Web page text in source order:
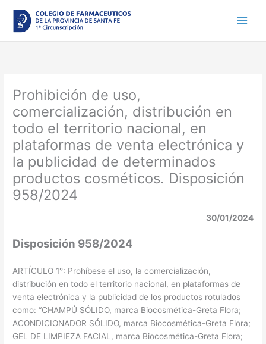
contenido
Prohibición de uso,
comercialización, distribución en
todo el territorio nacional, en
plataformas de venta electrónica y
la publicidad de determinados
productos cosméticos. Disposición
958/2024
30/01/2024
Disposición 958/2024
ARTÍCULO 1°: Prohíbese el uso, la comercialización,
distribución en todo el territorio nacional, en plataformas de
venta electrónica y la publicidad de los productos rotulados
como: “CHAMPÚ SÓLIDO, marca Biocosmética-Greta Flora;
ACONDICIONADOR SÓLIDO, marca Biocosmética-Greta Flora;
GEL DE LIMPIEZA FACIAL, marca Biocosmética-Greta Flora;